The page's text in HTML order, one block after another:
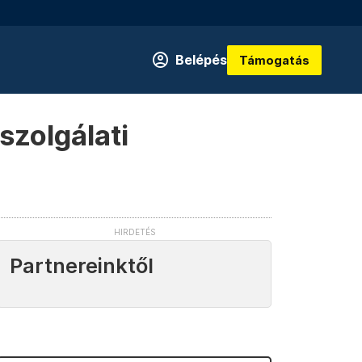
Belépés Támogatás
Partnereinktől